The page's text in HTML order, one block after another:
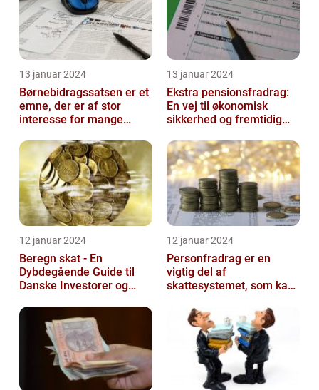
13 januar 2024
Børnebidragssatsen er et
emne, der er af stor
interesse for mange
13 januar 2024
Ekstra pensionsfradrag:
En vej til økonomisk
sikkerhed og fremtidig
12 januar 2024
Beregn skat - En
Dybdegående Guide til
Danske Investorer og
12 januar 2024
Personfradrag er en
vigtig del af
skattesystemet, som kan
den enkelte person...